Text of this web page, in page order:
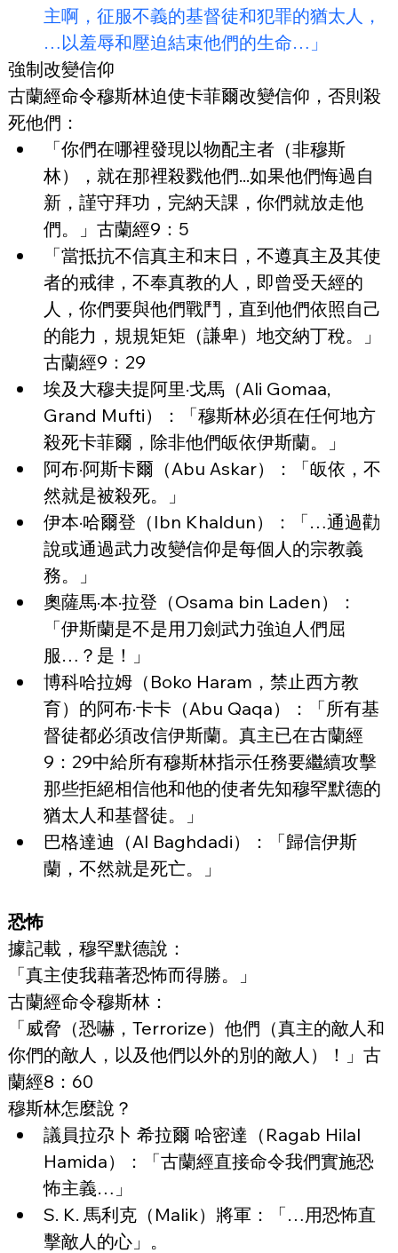
主啊，征服不義的基督徒和犯罪的猶太人，
…以羞辱和壓迫結束他們的生命…」
強制改變信仰
古蘭經命令穆斯林迫使卡菲爾改變信仰，否則殺
死他們：
「你們在哪裡發現以物配主者（非穆斯
林），就在那裡殺戮他們...如果他們悔過自
新，謹守拜功，完納天課，你們就放走他
們。」古蘭經9：5
「當抵抗不信真主和末日，不遵真主及其使
者的戒律，不奉真教的人，即曾受天經的
人，你們要與他們戰鬥，直到他們依照自己
的能力，規規矩矩（謙卑）地交納丁稅。」
古蘭經9：29
埃及大穆夫提阿里·戈馬（Ali Gomaa,
Grand Mufti）：「穆斯林必須在任何地方
殺死卡菲爾，除非他們皈依伊斯蘭。」
阿布·阿斯卡爾（Abu Askar）：「皈依，不
然就是被殺死。」
伊本·哈爾登（Ibn Khaldun）：「…通過勸
說或通過武力改變信仰是每個人的宗教義
務。」
奧薩馬·本·拉登（Osama bin Laden）：
「伊斯蘭是不是用刀劍武力強迫人們屈
服…？是！」
博科哈拉姆（Boko Haram，禁止西方教
育）的阿布·卡卡（Abu Qaqa）：「所有基
督徒都必須改信伊斯蘭。真主已在古蘭經
9：29中給所有穆斯林指示任務要繼續攻擊
那些拒絕相信他和他的使者先知穆罕默德的
猶太人和基督徒。」
巴格達迪（Al Baghdadi）：「歸信伊斯
蘭，不然就是死亡。」
恐怖
據記載，穆罕默德說：
「真主使我藉著恐怖而得勝。」
古蘭經命令穆斯林：
「威脅（恐嚇，Terrorize）他們（真主的敵人和
你們的敵人，以及他們以外的別的敵人）！」古
蘭經8：60
穆斯林怎麼說？
議員拉尕卜 希拉爾 哈密達（Ragab Hilal
Hamida）：「古蘭經直接命令我們實施恐
怖主義…」
S. K. 馬利克（Malik）將軍：「…用恐怖直
擊敵人的心」。